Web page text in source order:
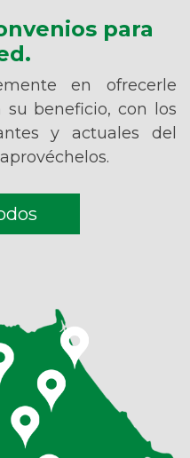
para
en ofrecerle
su beneficio, con los
y actuales del